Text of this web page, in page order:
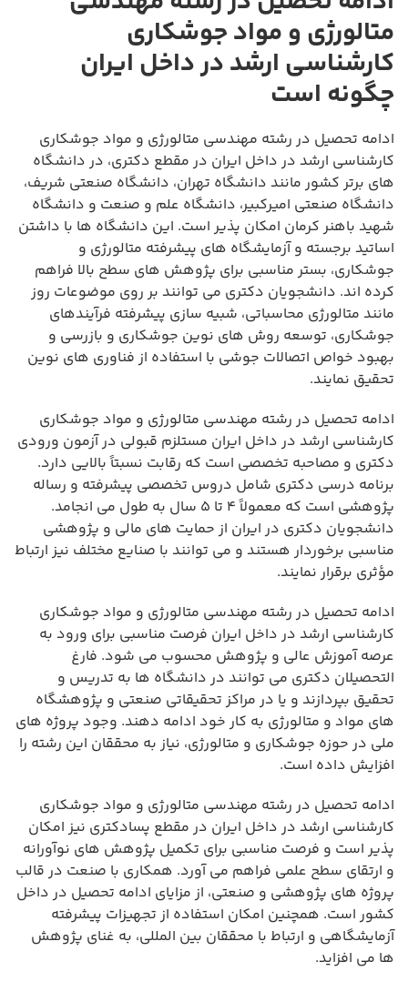
متالورژی و مواد جوشکاری
کارشناسی ارشد در داخل ایران
چگونه است
ادامه تحصیل در رشته مهندسی متالورژی و مواد جوشکاری
کارشناسی ارشد در داخل ایران در مقطع دکتری، در دانشگاه
های برتر کشور مانند دانشگاه تهران، دانشگاه صنعتی شریف،
دانشگاه صنعتی امیرکبیر، دانشگاه علم و صنعت و دانشگاه
شهید باهنر کرمان امکان پذیر است. این دانشگاه ها با داشتن
اساتید برجسته و آزمایشگاه های پیشرفته متالورژی و
جوشکاری، بستر مناسبی برای پژوهش های سطح بالا فراهم
کرده اند. دانشجویان دکتری می توانند بر روی موضوعات روز
مانند متالورژی محاسباتی، شبیه سازی پیشرفته فرآیندهای
جوشکاری، توسعه روش های نوین جوشکاری و بازرسی و
بهبود خواص اتصالات جوشی با استفاده از فناوری های نوین
تحقیق نمایند.
ادامه تحصیل در رشته مهندسی متالورژی و مواد جوشکاری
کارشناسی ارشد در داخل ایران مستلزم قبولی در آزمون ورودی
دکتری و مصاحبه تخصصی است که رقابت نسبتاً بالایی دارد.
برنامه درسی دکتری شامل دروس تخصصی پیشرفته و رساله
پژوهشی است که معمولاً ۴ تا ۵ سال به طول می انجامد.
دانشجویان دکتری در ایران از حمایت های مالی و پژوهشی
مناسبی برخوردار هستند و می توانند با صنایع مختلف نیز ارتباط
مؤثری برقرار نمایند.
ادامه تحصیل در رشته مهندسی متالورژی و مواد جوشکاری
کارشناسی ارشد در داخل ایران فرصت مناسبی برای ورود به
عرصه آموزش عالی و پژوهش محسوب می شود. فارغ
التحصیلان دکتری می توانند در دانشگاه ها به تدریس و
تحقیق بپردازند و یا در مراکز تحقیقاتی صنعتی و پژوهشگاه
های مواد و متالورژی به کار خود ادامه دهند. وجود پروژه های
ملی در حوزه جوشکاری و متالورژی، نیاز به محققان این رشته را
افزایش داده است.
ادامه تحصیل در رشته مهندسی متالورژی و مواد جوشکاری
کارشناسی ارشد در داخل ایران در مقطع پسادکتری نیز امکان
پذیر است و فرصت مناسبی برای تکمیل پژوهش های نوآورانه
و ارتقای سطح علمی فراهم می آورد. همکاری با صنعت در قالب
پروژه های پژوهشی و صنعتی، از مزایای ادامه تحصیل در داخل
کشور است. همچنین امکان استفاده از تجهیزات پیشرفته
آزمایشگاهی و ارتباط با محققان بین المللی، به غنای پژوهش
ها می افزاید.